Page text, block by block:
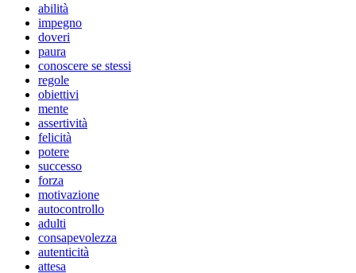
abilità
impegno
doveri
paura
conoscere se stessi
regole
obiettivi
mente
assertività
felicità
potere
successo
forza
motivazione
autocontrollo
adulti
consapevolezza
autenticità
attesa